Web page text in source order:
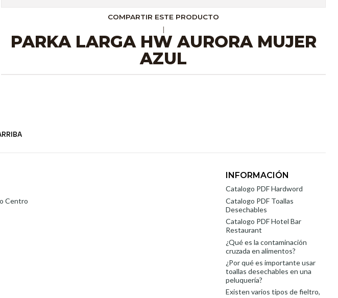
COMPARTIR ESTE PRODUCTO
PARKA LARGA HW AURORA MUJER
AZUL
Centro
INFORMACIÓN
Catalogo PDF Hardword
Catalogo PDF Toallas
Desechables
Catalogo PDF Hotel Bar
Restaurant
¿Qué es la contaminación
cruzada en alimentos?
¿Por qué es importante usar
toallas desechables en una
peluquería?
Existen varios tipos de fieltro,